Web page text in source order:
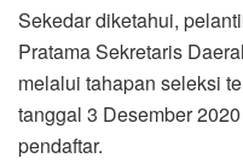
Sekedar diketahui,
Pratama Sekretaris
melalui tahapan seleksi
tanggal 3 Desember
pendaftar.